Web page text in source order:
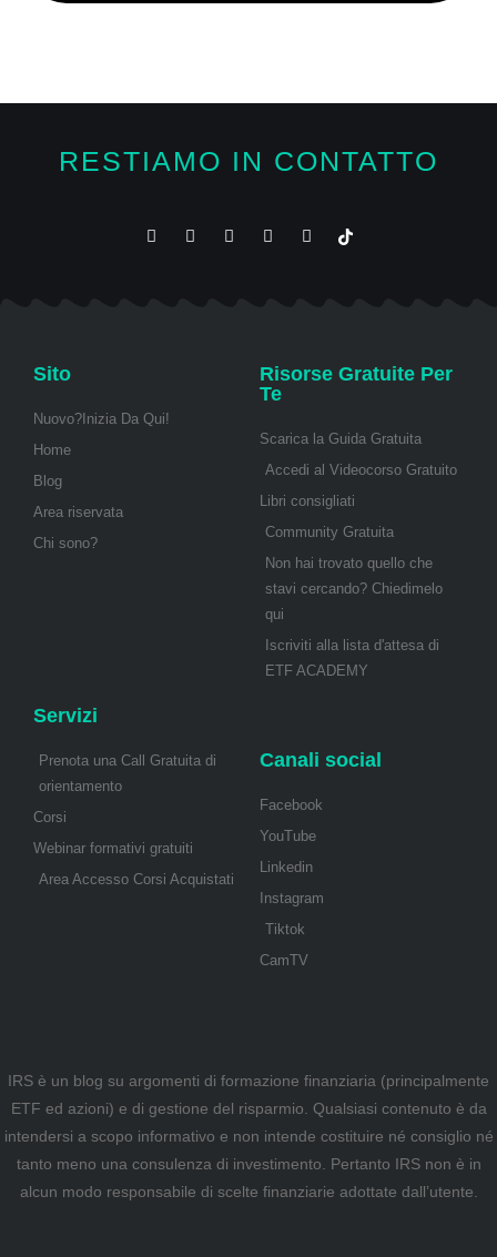
RESTIAMO IN CONTATTO
Sito
Nuovo?Inizia Da Qui!
Home
Blog
Area riservata
Chi sono?
Risorse Gratuite Per
Te
Scarica la Guida Gratuita
Accedi al Videocorso Gratuito
Libri consigliati
Community Gratuita
Non hai trovato quello che
stavi cercando? Chiedimelo
qui
Iscriviti alla lista d'attesa di
ETF ACADEMY
Servizi
Prenota una Call Gratuita di
orientamento
Corsi
Webinar formativi gratuiti
Area Accesso Corsi Acquistati
Canali social
Facebook
YouTube
Linkedin
Instagram
Tiktok
CamTV
IRS è un blog su argomenti di formazione finanziaria (principalmente
ETF ed azioni) e di gestione del risparmio. Qualsiasi contenuto è da
intendersi a scopo informativo e non intende costituire né consiglio né
tanto meno una consulenza di investimento. Pertanto IRS non è in
alcun modo responsabile di scelte finanziarie adottate dall’utente.